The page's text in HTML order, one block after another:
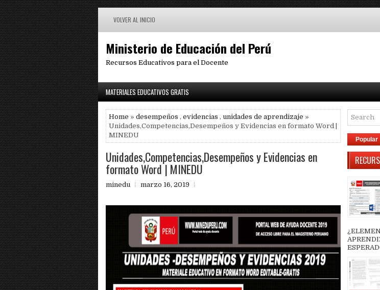
VOLVER AL INICIO
Ministerio de Educación del Perú
Recursos Educativos para el Docente
MATERIALES EDUCATIVOS GRATIS
Home » desempeños , evidencias , unidades de aprendizaje »
Unidades,Competencias,Desempeños y Evidencias en formato Word |
MINEDU
Unidades,Competencias,Desempeños y Evidencias en
formato Word | MINEDU
minedu marzo 16, 2019
Popular